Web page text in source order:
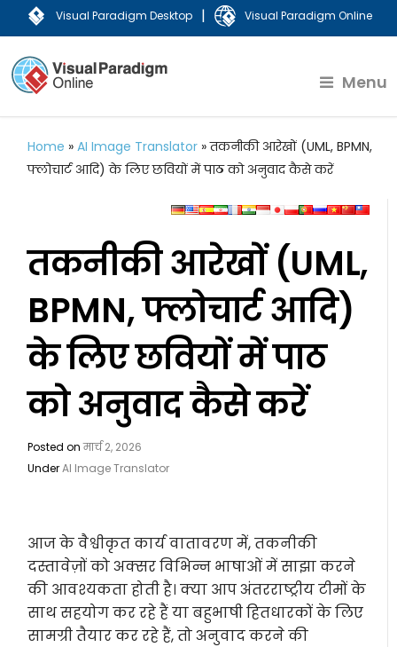
Visual Paradigm Desktop | Visual Paradigm Online
Menu
Home »AI Image Translator »तकनीकी आरेखों (UML, BPMN,
फ्लोचार्ट आदि) के लिए छवियों में पाठ को अनुवाद कैसे करें
तकनीकी आरेखों (UML,
BPMN, फ्लोचार्ट आदि)
के लिए छवियों में पाठ
को अनुवाद कैसे करें
Posted onमार्च 2, 2026
UnderAI Image Translator
आज के वैश्वीकृत कार्य वातावरण में, तकनीकी
दस्तावेज़ों को अक्सर विभिन्न भाषाओं में साझा करने
की आवश्यकता होती है। क्या आप अंतरराष्ट्रीय टीमों के
साथ सहयोग कर रहे हैं या बहुभाषी हितधारकों के लिए
सामग्री तैयार कर रहे हैं, तो अनुवाद करने की